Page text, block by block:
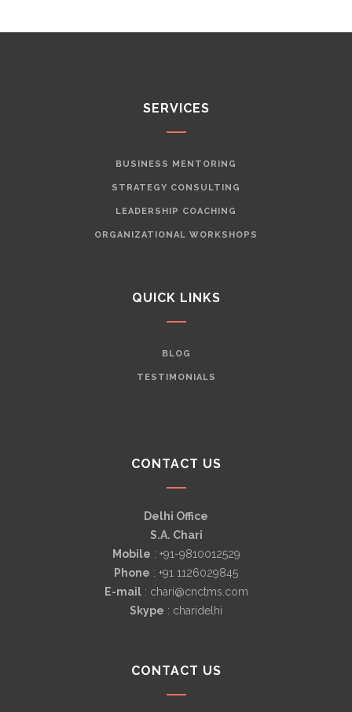
SERVICES
BUSINESS MENTORING
STRATEGY CONSULTING
LEADERSHIP COACHING
ORGANIZATIONAL WORKSHOPS
QUICK LINKS
BLOG
TESTIMONIALS
CONTACT US
Delhi Office
S.A. Chari
Mobile : +91-9810012529
Phone : +91 1126029845
E-mail: chari@cnctms.com
Skype : charidelhi
CONTACT US